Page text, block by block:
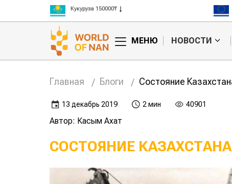
Кукуруза 150000₸
Рис 300000₸
Пшеница 3 класс 125000₸
МЕНЮ НОВОСТИ
Главная Блоги Состояние
13 декабрь 2019 2 мин 40901
Автор: Касым Ахат
СОСТОЯНИЕ